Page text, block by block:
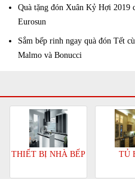
Quà tặng đón Xuân Kỷ Hợi 2019
Eurosun
Sắm bếp rinh ngay quà đón Tết
Malmo và Bonucci
THIẾT BỊ NHÀ BẾP TỦ